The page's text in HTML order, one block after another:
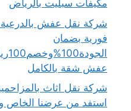
مكيفات سبليت بالرياض
شركة نقل عفش
فورية بضمان
عفش شقة بالكامل
استفد من عرضنا الخاص